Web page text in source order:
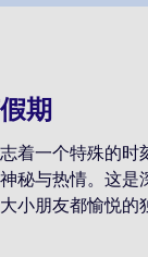
期
着一个特殊的时
秘与热情。这是
小朋友都愉悦的